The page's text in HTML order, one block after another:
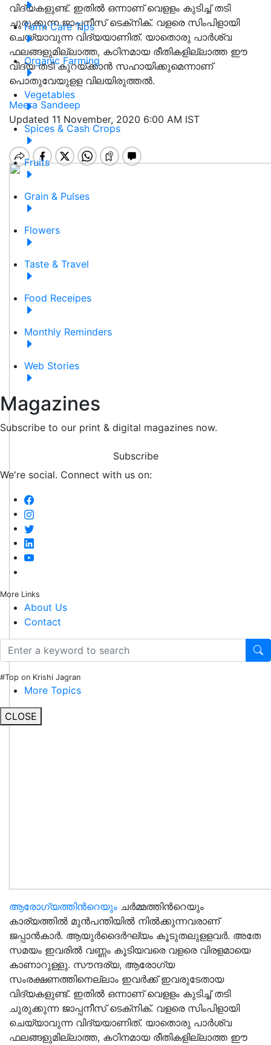
Farm Care Tips
Organic Farming
Vegetables
Spices & Cash Crops
Fruits
Grain & Pulses
Flowers
Taste & Travel
Food Receipes
Monthly Reminders
Web Stories
Magazines
Subscribe to our print & digital magazines now.
Subscribe
We're social. Connect with us on:
More Links
About Us
Contact
#Top on Krishi Jagran
More Topics
CLOSE
വിദ്യകളുണ്ട്. ഇതില്‍ ഒന്നാണ് വെളളം കുടിച്ച് തടി
ചുരുക്കുന്ന ജാപ്പനീസ് ടെക്‌നിക്. വളരെ സിംപിളായി
ചെയ്യാവുന്ന വിദ്യയാണിത്. യാതൊരു പാര്‍ശ്വ
ഫലങ്ങളുമില്ലാത്ത, കഠിനമായ രീതികളില്ലാത്ത ഈ
വിദ്യ തടി കുറയ്ക്കാന്‍ സഹായിക്കുമെന്നാണ്
പൊതുവേയുളള വിലയിരുത്തല്‍.
Meera Sandeep
Updated 11 November, 2020 6:00 AM IST
ആരോഗ്യത്തിൻറെയും ചര്‍മ്മത്തിൻറെയും
കാര്യത്തില്‍ മുന്‍പന്തിയില്‍ നില്‍ക്കുന്നവരാണ്
ജപ്പാന്‍കാര്‍. ആയുര്‍ദൈര്‍ഘ്യം കൂടുതലുളളവര്‍. അതേ
സമയം ഇവരില്‍ വണ്ണം കൂടിയവരെ വളരെ വിരളമായെ
കാണാറുള്ളു. സൗന്ദര്യ, ആരോഗ്യ
സംരക്ഷണത്തിനെല്ലാം ഇവര്‍ക്ക് ഇവരുടേതായ
വിദ്യകളുണ്ട്. ഇതില്‍ ഒന്നാണ് വെളളം കുടിച്ച് തടി
ചുരുക്കുന്ന ജാപ്പനീസ് ടെക്‌നിക്. വളരെ സിംപിളായി
ചെയ്യാവുന്ന വിദ്യയാണിത്. യാതൊരു പാര്‍ശ്വ
ഫലങ്ങളുമില്ലാത്ത, കഠിനമായ രീതികളില്ലാത്ത ഈ